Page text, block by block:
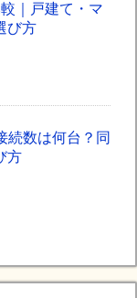
｜戸建て・マ
び方
続数は何台？同
方